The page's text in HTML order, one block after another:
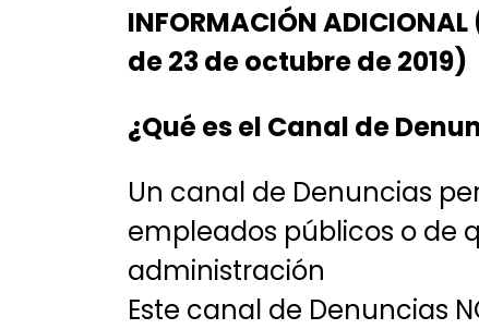
INFORMACIÓN
de 23 de octubre de 2019)
¿Qué es el Canal de
Un canal de Denuncias
empleados públicos o de
administración
Este canal de Denuncias